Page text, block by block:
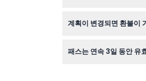
계획이 변경되면 환불이
패스는 연속 3일 동안 유